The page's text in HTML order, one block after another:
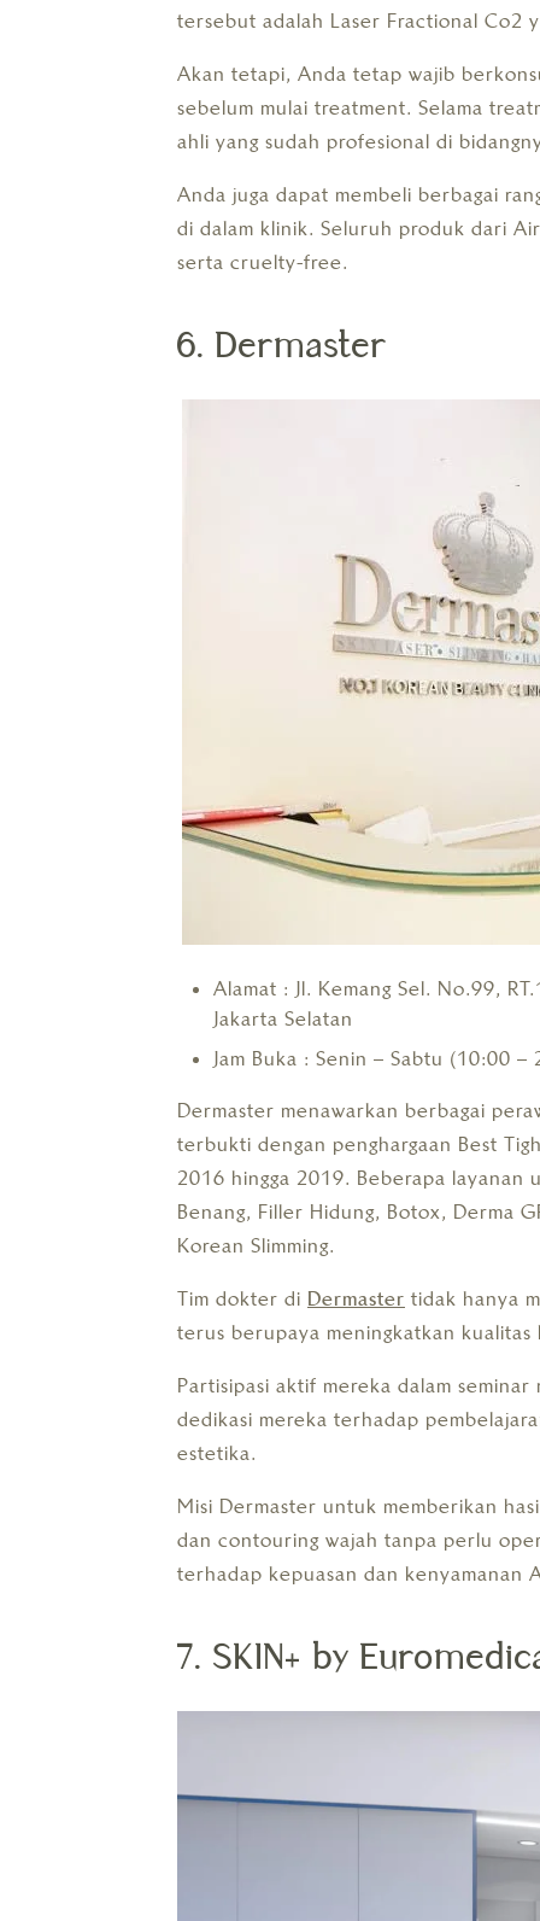
tersebut adalah Laser Fractional Co2
Akan tetapi, Anda tetap wajib
sebelum mulai treatment. Selama
ahli yang sudah profesional di
Anda juga dapat membeli berbagai
di dalam klinik. Seluruh produk dari
serta cruelty-free.
6. Dermaster
Alamat : Jl. Kemang Sel. No.99,
Jakarta Selatan
Jam Buka : Senin – Sabtu (10:00
Dermaster menawarkan berbagai
terbukti dengan penghargaan Best
2016 hingga 2019. Beberapa layanan
Benang, Filler Hidung, Botox, Derma
Korean Slimming.
Tim dokter di Dermaster tidak hanya
terus berupaya meningkatkan kualitas
Partisipasi aktif mereka dalam
dedikasi mereka terhadap
estetika.
Misi Dermaster untuk memberikan
dan contouring wajah tanpa perlu
terhadap kepuasan dan kenyamanan
7. SKIN+ by